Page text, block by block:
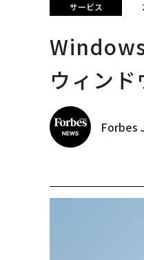
サービス
ウィン
Forbes